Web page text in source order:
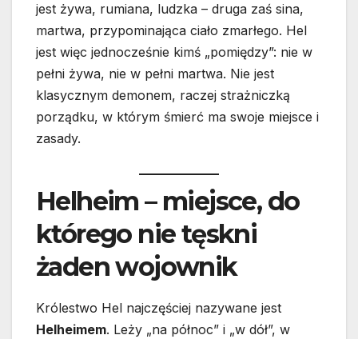
jest żywa, rumiana, ludzka – druga zaś sina,
martwa, przypominająca ciało zmarłego. Hel
jest więc jednocześnie kimś „pomiędzy”: nie w
pełni żywa, nie w pełni martwa. Nie jest
klasycznym demonem, raczej strażniczką
porządku, w którym śmierć ma swoje miejsce i
zasady.
Helheim – miejsce, do
którego nie tęskni
żaden wojownik
Królestwo Hel najczęściej nazywane jest
Helheimem. Leży „na północ” i „w dół”, w